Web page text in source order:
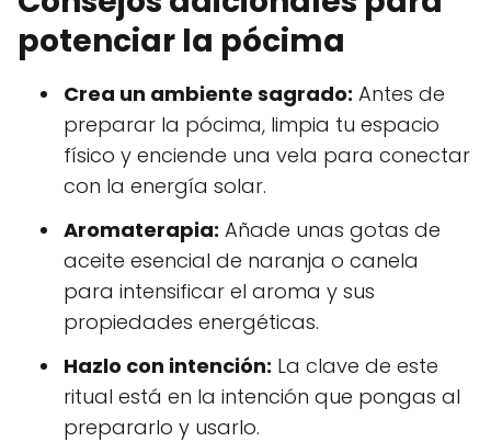
potenciar la pócima
Crea un ambiente sagrado: Antes de
preparar la pócima, limpia tu espacio
físico y enciende una vela para conectar
con la energía solar.
Aromaterapia: Añade unas gotas de
aceite esencial de naranja o canela
para intensificar el aroma y sus
propiedades energéticas.
Hazlo con intención: La clave de este
ritual está en la intención que pongas al
prepararlo y usarlo.